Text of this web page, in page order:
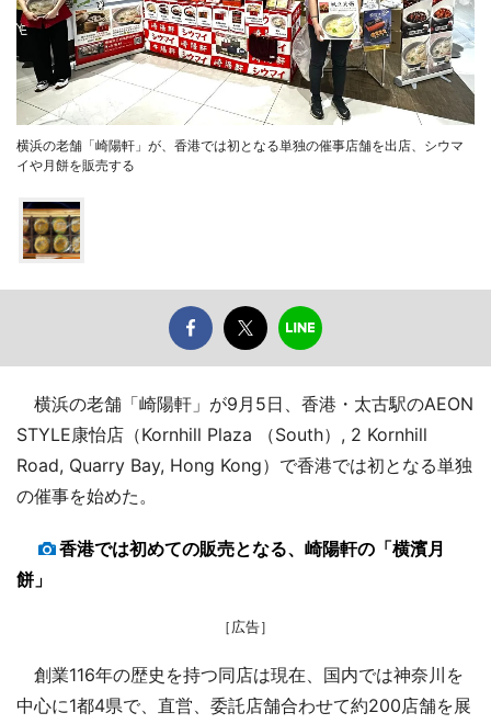
横浜の老舗「崎陽軒」が、香港では初となる単独の催事店舗を出店、シウマ
イや月餅を販売する
横浜の老舗「崎陽軒」が9月5日、香港・太古駅のAEON
STYLE康怡店（Kornhill Plaza （South）, 2 Kornhill
Road, Quarry Bay, Hong Kong）で香港では初となる単独
の催事を始めた。
香港では初めての販売となる、崎陽軒の「横濱月
餅」
［広告］
創業116年の歴史を持つ同店は現在、国内では神奈川を
中心に1都4県で、直営、委託店舗合わせて約200店舗を展